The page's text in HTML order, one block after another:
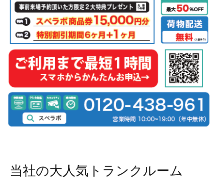
当社の大人気トランクルーム